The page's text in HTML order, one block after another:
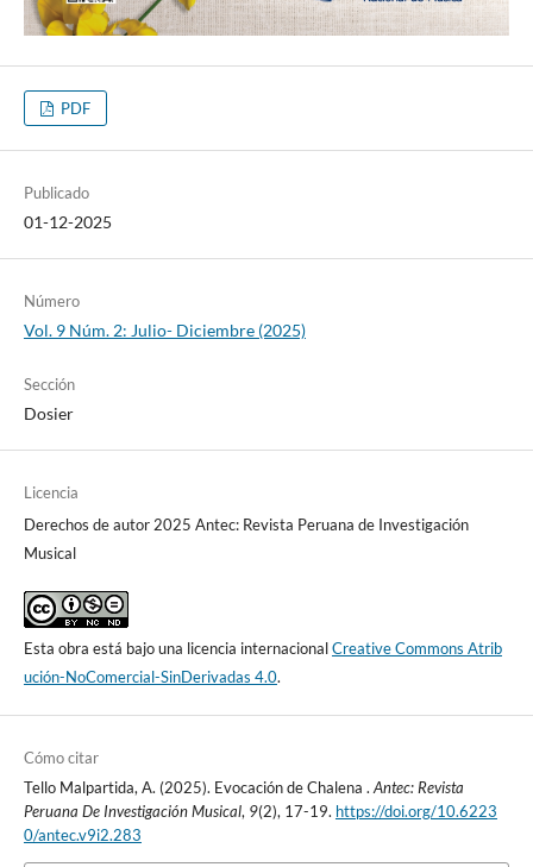
PDF
Publicado
01-12-2025
Número
Vol. 9 Núm. 2: Julio- Diciembre (2025)
Sección
Dosier
Licencia
Derechos de autor 2025 Antec: Revista Peruana de Investigación
Musical
Esta obra está bajo una licencia internacionalCreative Commons Atrib
ución-NoComercial-SinDerivadas 4.0.
Cómo citar
Tello Malpartida, A. (2025). Evocación de Chalena .Antec: Revista
Peruana De Investigación Musical, 9(2), 17-19. https://doi.org/10.6223
0/antec.v9i2.283